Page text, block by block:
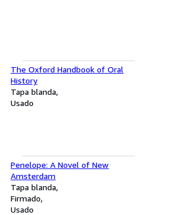
The Oxford Handbook of Oral
History
Tapa blanda
Usado
Penelope: A Novel of New
Amsterdam
Tapa blanda
Firmado
Usado